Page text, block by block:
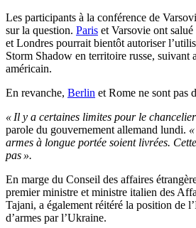
Les participants à la conférence de
sur la question. Paris et Varsovie ont
et Londres pourrait bientôt autoriser
Storm Shadow en territoire russe, suivant
américain.
En revanche, Berlin et Rome ne sont pas
« Il y a certaines limites pour le
parole du gouvernement allemand lundi.
armes à longue portée soient livrées.
pas ».
En marge du Conseil des affaires
premier ministre et ministre italien des
Tajani, a également réitéré la position de
d’armes par l’Ukraine.